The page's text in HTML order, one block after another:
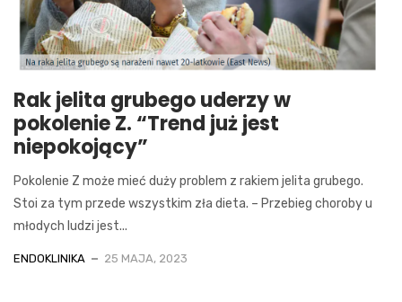
Rak jelita grubego uderzy w
pokolenie Z. “Trend już jest
niepokojący”
Pokolenie Z może mieć duży problem z rakiem jelita grubego.
Stoi za tym przede wszystkim zła dieta. – Przebieg choroby u
młodych ludzi jest...
ENDOKLINIKA 25 MAJA, 2023